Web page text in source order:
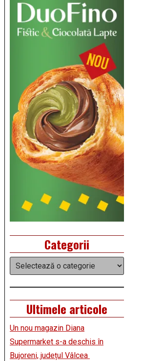
Categorii
Categorii
Ultimele articole
Un nou magazin Diana
Supermarket s-a deschis în
Bujoreni, județul Vâlcea